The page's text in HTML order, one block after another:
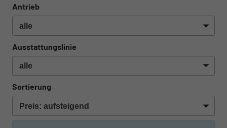
Antrieb
Ausstattungslinie
Sortierung